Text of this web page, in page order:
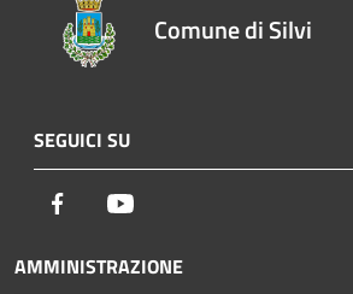
Comune di Silvi
SEGUICI SU
Facebook
AMMINISTRAZIONE